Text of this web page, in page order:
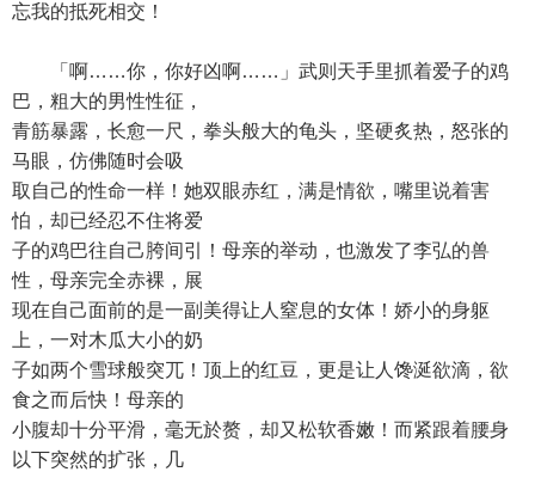
忘我的抵死相交！
「啊……你，你好凶啊……」武则天手里抓着爱子的鸡
巴，粗大的男性性征，
青筋暴露，长愈一尺，拳头般大的龟头，坚硬炙热，怒张的
马眼，仿佛随时会吸
取自己的性命一样！她双眼赤红，满是情欲，嘴里说着害
怕，却已经忍不住将爱
子的鸡巴往自己胯间引！母亲的举动，也激发了李弘的兽
性，母亲完全赤裸，展
现在自己面前的是一副美得让人窒息的女体！娇小的身躯
上，一对木瓜大小的奶
子如两个雪球般突兀！顶上的红豆，更是让人馋涎欲滴，欲
食之而后快！母亲的
小腹却十分平滑，毫无於赘，却又松软香嫩！而紧跟着腰身
以下突然的扩张，几